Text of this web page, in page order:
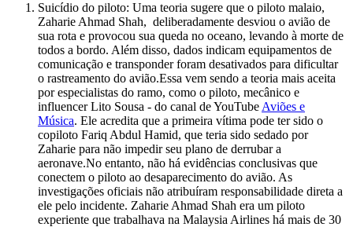
Suicídio do piloto: Uma teoria sugere que o piloto malaio,
Zaharie Ahmad Shah, deliberadamente desviou o avião de
sua rota e provocou sua queda no oceano, levando à morte de
todos a bordo. Além disso, dados indicam equipamentos de
comunicação e transponder foram desativados para dificultar
o rastreamento do avião.Essa vem sendo a teoria mais aceita
por especialistas do ramo, como o piloto, mecânico e
influencer Lito Sousa - do canal de YouTube Aviões e
Música. Ele acredita que a primeira vítima pode ter sido o
copiloto Fariq Abdul Hamid, que teria sido sedado por
Zaharie para não impedir seu plano de derrubar a
aeronave.No entanto, não há evidências conclusivas que
conectem o piloto ao desaparecimento do avião. As
investigações oficiais não atribuíram responsabilidade direta a
ele pelo incidente. Zaharie Ahmad Shah era um piloto
experiente que trabalhava na Malaysia Airlines há mais de 30